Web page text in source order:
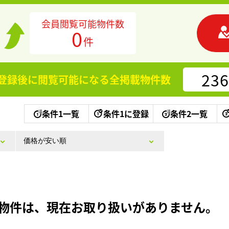
会員閲覧可能物件数
0件
録後に閲覧可能になる全掲載物件数 236
条件1一覧 条件1に登録 条件2一覧
件は、現在お取り扱いがありません。